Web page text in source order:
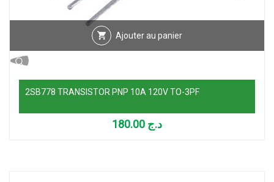
Ajouter au panier
2SB778 TRANSISTOR PNP 10A 120V TO-3PF
د.ج